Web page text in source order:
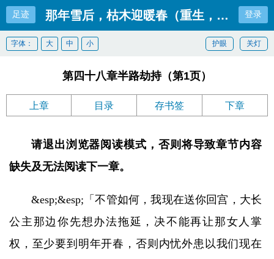
足迹 那年雪后，枯木迎暖春（重生，古言，登录
关灯
护眼
字体： 大 中 小
第四十八章半路劫持（第1页）
上章 目录 存书签 下章
请退出浏览器阅读模式，否则将导致章节内容
缺失及无法阅读下一章。
&esp;&esp;「不管如何，我现在送你回宫，大长
公主那边你先想办法拖延，决不能再让那女人掌
权，至少要到明年开春，否则内忧外患以我们现在